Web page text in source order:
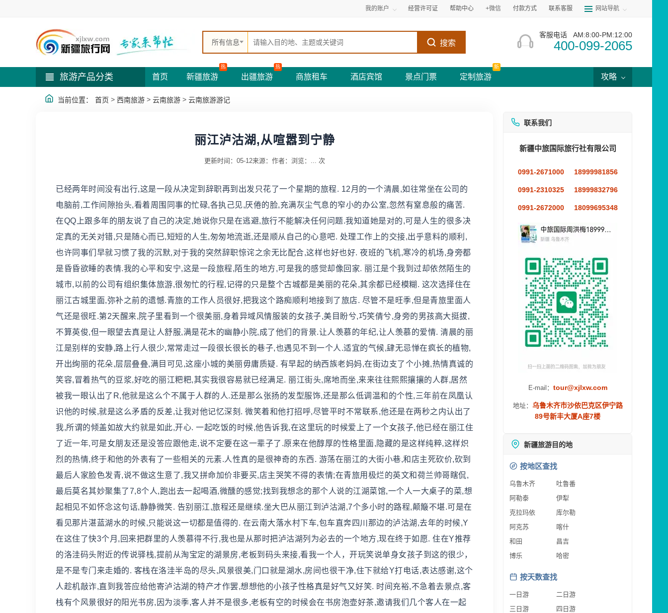
我的账户 经营许可证 帮助中心 +微信 付款方式 联系客服 网站导航
所有信息 搜索
客服电话 AM:8:00-PM:12:00
400-099-2065
旅游产品分类 首页 新疆旅游
热
出疆旅游
热
商旅租车 酒店宾馆 景点门票 定制旅游
新
攻略
当前位置： 首页 > 西南旅游 > 云南旅游 > 云南旅游游记
丽江泸沽湖,从喧嚣到宁静
更新时间：05-12来源： 作者： 浏览： ... 次
已经两年时间没有出行,这是一段从决定到辞职再到出发只花了一个星期的旅程. 12月的一个清晨,如往常坐在公司的
电脑前,工作间隙抬头,看着周围同事的忙碌,各执己见,厌倦的脸,充满灰尘气息的窄小的办公室,忽然有窒息般的痛苦.
在QQ上跟多年的朋友说了自己的决定,她说你只是在逃避,旅行不能解决任何问题.我知道她是对的,可是人生的很多决
定真的无关对错,只是随心而已,短短的人生,匆匆地流逝,还是顺从自己的心意吧. 处理工作上的交接,出乎意料的顺利,
也许同事们早就习惯了我的沉默,对于我的突然辞职惊诧之余无比配合,这样也好也好. 夜班的飞机,寒冷的机场,身旁都
是昏昏欲睡的表情.我的心平和安宁,这是一段旅程,陌生的地方,可是我的感觉却像回家. 丽江是个我到过却依然陌生的
城市,以前的公司有组织集体旅游,很匆忙的行程,记得的只是整个古城都是美丽的花朵,其余都已经模糊. 这次选择住在
丽江古城里面,弥补之前的遗憾.青旅的工作人员很好,把我这个路痴顺利地接到了旅店. 尽管不是旺季,但是青旅里面人
气还是很旺.第2天醒来,院子里看到一个很美丽,身着异域风情服装的女孩子,美目盼兮,巧笑倩兮,身旁的男孩高大挺拔,
不算英俊,但一眼望去真是让人舒服,满是花木的幽静小院,成了他们的背景.让人羡慕的年纪,让人羡慕的爱情. 清晨的丽
江是别样的安静,路上行人很少,常常走过一段很长很长的巷子,也遇见不到一个人.适宜的气候,肆无忌惮在疯长的植物,
开出绚丽的花朵,层层叠叠,满目可见,这座小城的美丽毋庸质疑. 有早起的纳西族老妈妈,在街边支了个小摊,热情真诚的
笑容,冒着热气的豆浆,好吃的丽江粑粑,其实我很容易就已经满足. 丽江街头,席地而坐,来来往往熙熙攘攘的人群,居然
被我一眼认出了R,他就是这么个不属于人群的人.还是那么张扬的发型服饰,还是那么低调温和的个性,三年前在凤凰认
识他的时候,就是这么矛盾的反差,让我对他记忆深刻. 微笑着和他打招呼,尽管平时不常联系,他还是在两秒之内认出了
我,所谓的倾盖如故大约就是如此,开心. 一起吃饭的时候,他告诉我,在这里玩的时候爱上了一个女孩子,他已经在丽江住
了近一年,可是女朋友还是没答应跟他走,说不定要在这一辈子了.原来在他醇厚的性格里面,隐藏的是这样纯粹,这样炽
烈的热情,终于和他的外表有了一些相关的元素.人性真的是很神奇的东西. 游荡在丽江的大街小巷,和店主死砍价,砍到
最后人家脸色发青,说不做这生意了,我又拼命加价非要买,店主哭笑不得的表情;在青旅用极烂的英文和荷兰帅哥瞎侃,
最后莫名其妙聚集了7,8个人,跑出去一起喝酒,微醺的感觉;找到我想念的那个人说的江湖菜馆,一个人一大桌子的菜,想
起相见不如怀念这句话,静静微笑. 告别丽江,旅程还是继续.坐大巴从丽江到泸沽湖,7个多小时的路程,颠簸不堪.可是在
看见那片湛蓝湖水的时候,只能说这一切都是值得的. 在云南大落水村下车,包车直奔四川那边的泸沽湖,去年的时候,Y
在这住了快3个月,回来把群里的人羡慕得不行,我也是从那时把泸沽湖列为必去的一个地方,现在终于如愿. 住在Y推荐
的洛洼码头附近的传说驿栈,提前从淘宝定的湖景房,老板到码头来接,看我一个人，开玩笑说单身女孩子到这的很少，
是不是专门来走婚的. 客栈在洛洼半岛的尽头,风景很美,门口就是湖水,房间也很干净,住下就给Y打电话,表达感谢,这个
人趁机敲诈,直到我答应给他寄泸沽湖的特产才作罢,想想他的小孩子性格真是好气又好笑. 时间充裕,不急着去景点,客
栈有个风景很好的阳光书房,因为淡季,客人并不是很多,老板有空的时候会在书房泡壶好茶,邀请我们几个客人在一起
联系我们
新疆中旅国际旅行社有限公司
0991-2671000 18999981856
0991-2310325 18999832796
0991-2672000 18099695348
E-mail： tour@xjlxw.com
地址： 乌鲁木齐市沙依巴克区伊宁路
89号新丰大厦A座7楼
新疆旅游目的地
按地区查找
乌鲁木齐
吐鲁番
阿勒泰
伊犁
克拉玛依
库尔勒
阿克苏
喀什
和田
昌吉
博乐
哈密
按天数查找
一日游
二日游
三日游
四日游